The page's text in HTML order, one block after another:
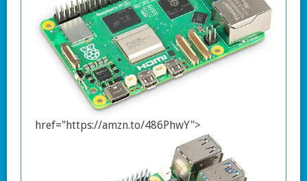
href="https://amzn.to/486PhwY">